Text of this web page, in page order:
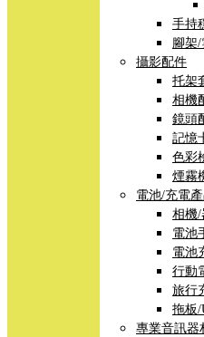
手持
腳架
攝影配件
托架
相機
鏡頭
記憶
色彩
煙霧
電池/充電
相機/
電池
電池
行動
旅行
拖板/
專業音訊器